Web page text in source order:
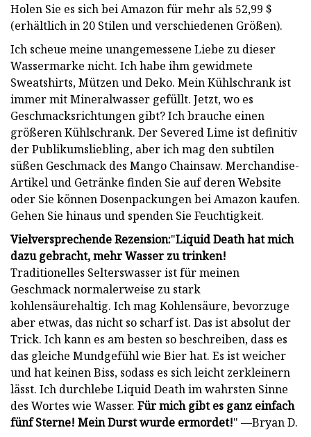
Holen Sie es sich bei Amazon für mehr als 52,99 $
(erhältlich in 20 Stilen und verschiedenen Größen).
Ich scheue meine unangemessene Liebe zu dieser
Wassermarke nicht. Ich habe ihm gewidmete
Sweatshirts, Mützen und Deko. Mein Kühlschrank ist
immer mit Mineralwasser gefüllt. Jetzt, wo es
Geschmacksrichtungen gibt? Ich brauche einen
größeren Kühlschrank. Der Severed Lime ist definitiv
der Publikumsliebling, aber ich mag den subtilen
süßen Geschmack des Mango Chainsaw. Merchandise-
Artikel und Getränke finden Sie auf deren Website
oder Sie können Dosenpackungen bei Amazon kaufen.
Gehen Sie hinaus und spenden Sie Feuchtigkeit.
Vielversprechende Rezension:"Liquid Death hat mich
dazu gebracht, mehr Wasser zu trinken!
Traditionelles Selterswasser ist für meinen
Geschmack normalerweise zu stark
kohlensäurehaltig. Ich mag Kohlensäure, bevorzuge
aber etwas, das nicht so scharf ist. Das ist absolut der
Trick. Ich kann es am besten so beschreiben, dass es
das gleiche Mundgefühl wie Bier hat. Es ist weicher
und hat keinen Biss, sodass es sich leicht zerkleinern
lässt. Ich durchlebe Liquid Death im wahrsten Sinne
des Wortes wie Wasser. Für mich gibt es ganz einfach
fünf Sterne! Mein Durst wurde ermordet!" —Bryan D.